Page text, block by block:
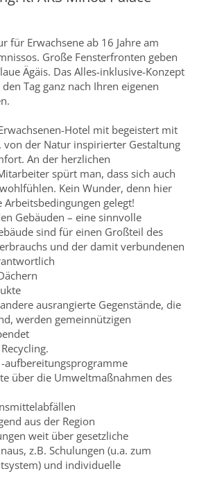
für Erwachsene ab 16 Jahre am
Große Fensterfronten geben
Ägäis. Das Alles-inklusive-Konzept
Tag ganz nach Ihren eigenen
Hotel mit begeistert mit
von der Natur inspirierter Gestaltung
An der herzlichen
spürt man, dass sich auch
Kein Wunder, denn hier
gelegt!
Gebäuden – eine sinnvolle
sind für einen Großteil des
und der damit verbundenen
ausrangierte Gegenstände, die
werden gemeinnützigen
aufbereitungsprogramme
über die Umweltmaßnahmen des
aus der Region
weit über gesetzliche
z.B. Schulungen (u.a. zum
und individuelle